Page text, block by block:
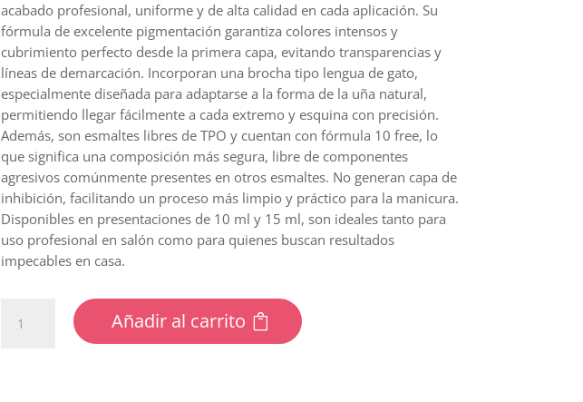
acabado profesional, uniforme y de alta calidad en cada aplicación. Su
fórmula de excelente pigmentación garantiza colores intensos y
cubrimiento perfecto desde la primera capa, evitando transparencias y
líneas de demarcación. Incorporan una brocha tipo lengua de gato,
especialmente diseñada para adaptarse a la forma de la uña natural,
permitiendo llegar fácilmente a cada extremo y esquina con precisión.
Además, son esmaltes libres de TPO y cuentan con fórmula 10 free, lo
que significa una composición más segura, libre de componentes
agresivos comúnmente presentes en otros esmaltes. No generan capa de
inhibición, facilitando un proceso más limpio y práctico para la manicura.
Disponibles en presentaciones de 10 ml y 15 ml, son ideales tanto para
uso profesional en salón como para quienes buscan resultados
impecables en casa.
semipermanente
Añadir al carrito